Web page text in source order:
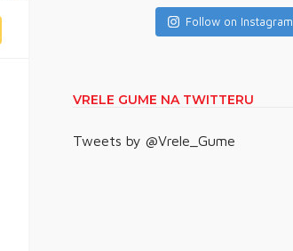
Follow on Instagram
VRELE GUME NA TWITTERU
Tweets by @Vrele_Gume